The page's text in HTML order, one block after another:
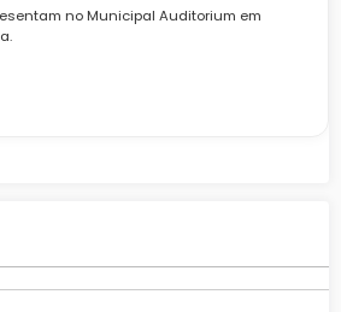
no Municipal Auditorium em